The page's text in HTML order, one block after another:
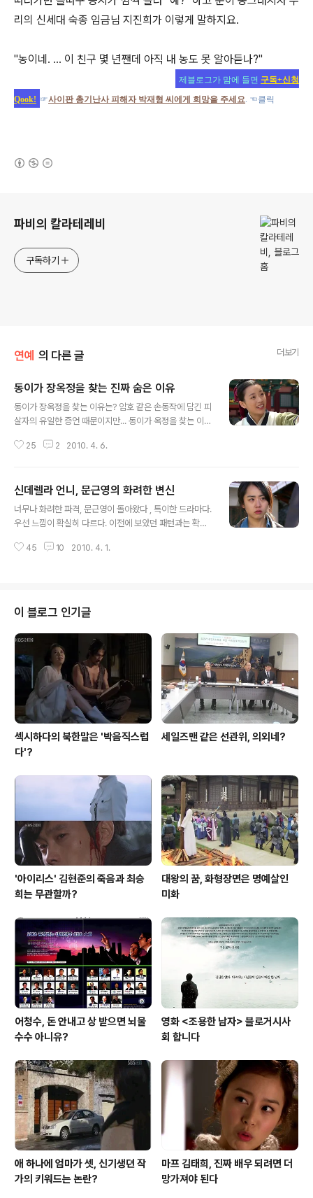
리의 신세대 숙종 임금님 지진희가 이렇게 말하지요.
"농이네. … 이 친구 몇 년짼데 아직 내 농도 못 알아듣나?"
제블로그가 맘에 들면 구독+신청
Qook! ☞사이판 총기난사 피해자 박재형 씨에게 희망을 주세요 . ☜클릭
파비의 칼라테레비
구독하기
연예 의 다른 글 더보기
동이가 장옥정을 찾는 진짜 숨은 이유
동이가 장옥정을 찾는 이유는? 암호 같은 손동작에 담긴 피
살자의 유일한 증언 때문이지만... 동이가 옥정을 찾는 이
들 동이가 장옥정을 찾는 이유에 대해 이미 다 알고 계실 텐
을 만나면 아버지와 오라비의 누명을 벗길 단서를 찾을 수
있다고 믿습니다. 물론 동이는 옥정을 처음 만났을 때 물어
보았어야 했습니다. 그러나 그리 되면 드라마가 재미없어
어보지 못했습니다. 이렇게 잘 짜여 진 시나리오를 알면서
25 2 2010. 4. 6.
신데렐라 언니, 문근영의 화려한 변신
너무나 화려한 파격, 문근영이 돌아왔다 , 특이한 드라마다.
우선 느낌이 확실히 다르다. 이전에 보았던 패턴과는 확연
문근영의 색다른 변신도 한몫 했다. 글쎄, 내가 문근영을 마
만들어준 것은 드라마 자체였다. 나는 드라마가 시작되자
마자 벌어지는 기이한 화면 속 이야기에 빠져들고 있었다.
화면은 빨랐고, 나는 그 템포를 따라가느라 바빴다. 가만,
이게 도대체 무슨 이야기람? 세련되고 감각적인 영상은 무
척 젊었다. 우선 등장한 것은 문근영과 이미숙이었다. 이미
숙, 자타가 공인하는 ..
45 10 2010. 4. 1.
이 블로그 인기글
섹시하다의 북한말은 '박음직스럽
다'?
세일즈맨 같은 선관위, 의외네?
'아이리스' 김현준의 죽음과 최승
희는 무관할까?
대왕의 꿈, 화형장면은 명예살인
미화
어청수, 돈 안내고 상 받으면 뇌물
수수 아니유?
영화 <조용한 남자> 블로거시사
회 합니다
애 하나에 엄마가 셋, 신기생뎐 작
가의 키워드는 논란?
마프 김태희, 진짜 배우 되려면 더
망가져야 된다